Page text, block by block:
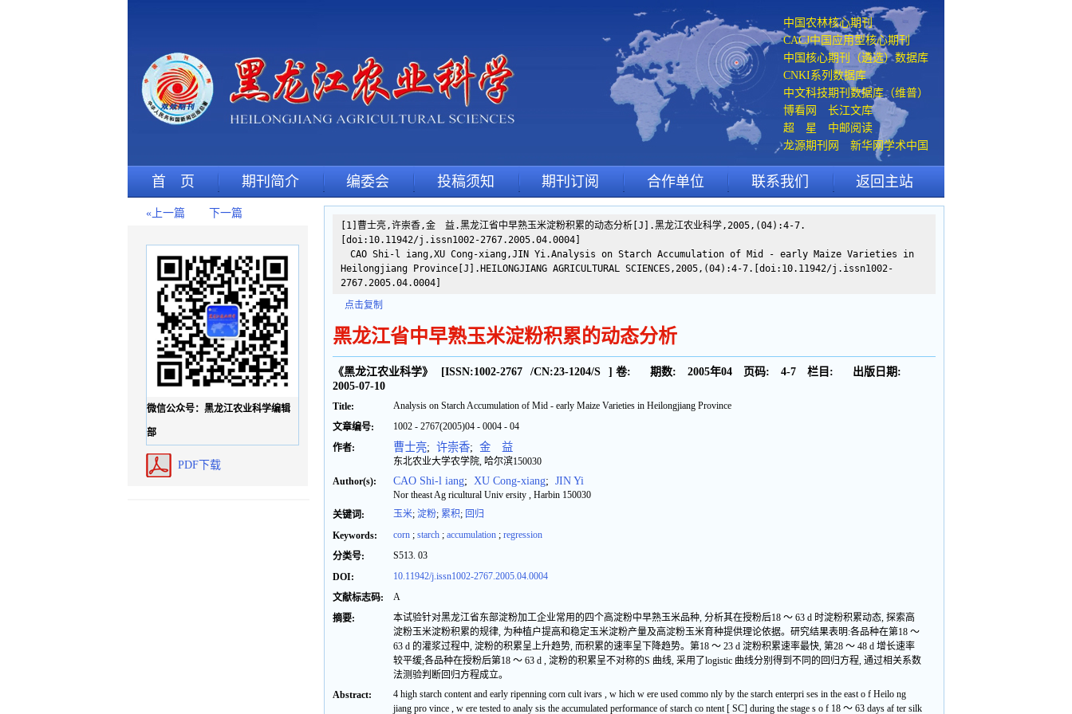
中国农林核心期刊
CACJ中国应用型核心期刊
中国核心期刊（遴选）数据库
CNKI系列数据库
中文科技期刊数据库（维普）
博看网 长江文库
超 星 中邮阅读
龙源期刊网 新华网学术中国
首 页 期刊简介 编委会 投稿须知 期刊订阅 合作单位 联系我们 返回主站
«上一篇 下一篇
微信公众号：黑龙江农业科学编辑
部
PDF下载
[1]曹士亮,许崇香,金 益.黑龙江省中早熟玉米淀粉积累的动态分析[J].黑龙江农业科学,2005,(04):4-7.
[doi:10.11942/j.issn1002-2767.2005.04.0004]
CAO Shi-l iang,XU Cong-xiang,JIN Yi.Analysis on Starch Accumulation of Mid - early Maize Varieties in
Heilongjiang Province[J].HEILONGJIANG AGRICULTURAL SCIENCES,2005,(04):4-7.[doi:10.11942/j.issn1002-
2767.2005.04.0004]
点击复制
黑龙江省中早熟玉米淀粉积累的动态分析
《黑龙江农业科学》 [ISSN:1002-2767 /CN:23-1204/S ] 卷: 期数: 2005年04 页码: 4-7 栏目:
出版日期:
2005-07-10
Title:
Analysis on Starch Accumulation of Mid - early Maize Varieties in Heilongjiang Province
文章编号:
1002 - 2767(2005)04 - 0004 - 04
作者:
曹士亮; 许崇香; 金 益
东北农业大学农学院, 哈尔滨150030
Author(s):
CAO Shi-l iang; XU Cong-xiang; JIN Yi
Nor theast Ag ricultural Univ ersity , Harbin 150030
关键词:
玉米; 淀粉; 累积; 回归
Keywords:
corn ; starch ; accumulation ; regression
分类号:
S513. 03
DOI:
10.11942/j.issn1002-2767.2005.04.0004
文献标志码:
A
摘要:
本试验针对黑龙江省东部淀粉加工企业常用的四个高淀粉中早熟玉米品种, 分析其在授粉后18 ～ 63 d 时淀粉积累动态, 探索高
淀粉玉米淀粉积累的规律, 为种植户提高和稳定玉米淀粉产量及高淀粉玉米育种提供理论依据。研究结果表明:各品种在第18 ～
63 d 的灌浆过程中, 淀粉的积累呈上升趋势, 而积累的速率呈下降趋势。第18 ～ 23 d 淀粉积累速率最快, 第28 ～ 48 d 增长速率
较平缓;各品种在授粉后第18 ～ 63 d , 淀粉的积累呈不对称的S 曲线, 采用了logistic 曲线分别得到不同的回归方程, 通过相关系数
法测验判断回归方程成立。
Abstract:
4 high starch content and early ripenning corn cult ivars , w hich w ere used commo nly by the starch enterpri ses in the east o f Heilo ng
jiang pro vince , w ere tested to analy sis the accumulated performance of starch co ntent [ SC] during the stage s o f 18 ～ 63 days af ter silk